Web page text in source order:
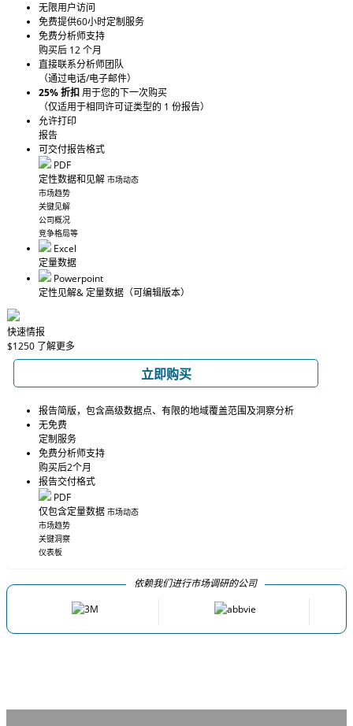
无限用户访问
免费提供60小时定制服务
免费分析师支持
购买后 12 个月
直接联系分析师团队
（通过电话/电子邮件）
25% 折扣用于您的下一次购买
（仅适用于相同许可证类型的 1 份报告）
允许打印
报告
可交付报告格式
PDF
定性数据和见解 市场动态
市场趋势
关键见解
公司概况
竞争格局等
Excel
定量数据
Powerpoint
定性见解& 定量数据 （可编辑版本）
快速情报
$1250 了解更多
立即购买
报告简版，包含高级数据点、有限的地域覆盖范围及洞察分析
无免费
定制服务
免费分析师支持
购买后2个月
报告交付格式
PDF
仅包含定量数据 市场动态
市场趋势
关键洞察
仪表板
依赖我们进行市场调研的公司